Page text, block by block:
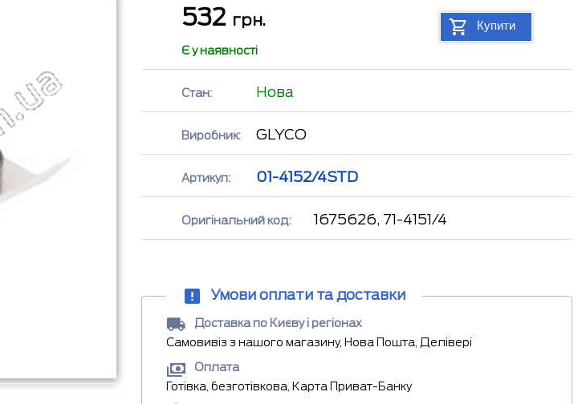
532 грн. Купити
Є у наявності
Стан: Нова
Виробник: GLYCO
Артикул: 01-4152/4STD
Оригінальний код: 1675626, 71-4151/4
Умови оплати та доставки
Доставка по Києву і регіонах
Самовивіз з нашого магазину, Нова Пошта, Делівері
Оплата
Готівка, безготівкова, Карта Приват-Банку